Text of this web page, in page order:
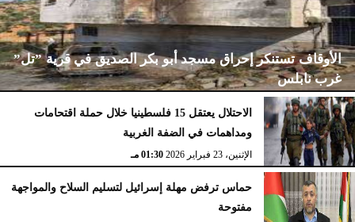
الأوقاف تستنكر إحراق مسجد أبو بكر الصديق في قرية ”تل”
غرب نابلس
الإثنين، 23 فبراير 2026 02:15 مـ
الاحتلال يعتقل 15 فلسطينيا خلال حملة اقتحامات
ومداهمات في الضفة الغربية
الإثنين، 23 فبراير 2026 01:30 مـ
حماس ترفض مهلة إسرائيل لتسليم السلاح والمواجهة
مفتوحة